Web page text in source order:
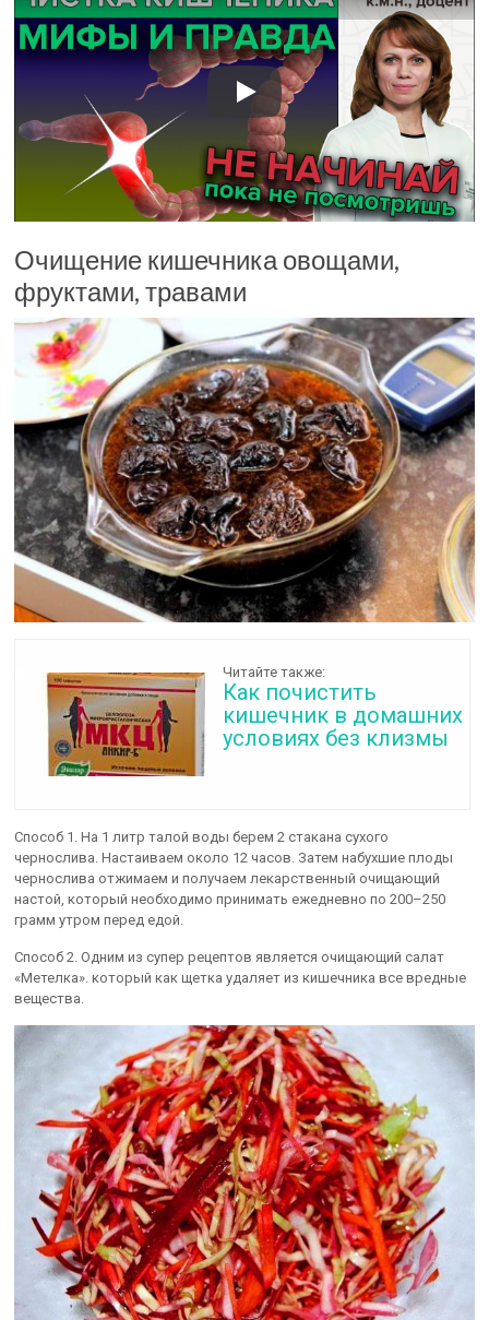
Очищение кишечника овощами,
фруктами, травами
Читайте также:
Как почистить
кишечник в домашних
условиях без клизмы
Способ 1. На 1 литр талой воды берем 2 стакана сухого
чернослива. Настаиваем около 12 часов. Затем набухшие плоды
чернослива отжимаем и получаем лекарственный очищающий
настой, который необходимо принимать ежедневно по 200–250
грамм утром перед едой.
Способ 2. Одним из супер рецептов является очищающий салат
«Метелка». который как щетка удаляет из кишечника все вредные
вещества.